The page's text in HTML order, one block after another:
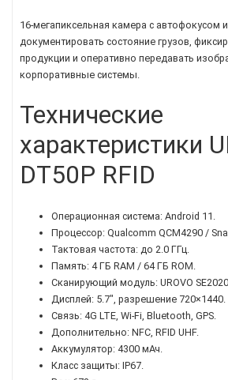
16-мегапиксельная камера с автофокусом
документировать состояние грузов,
продукции и оперативно передавать
корпоративные системы.
Технические
характеристики
DT50P RFID
Операционная система: Android 11.
Процессор: Qualcomm QCM4290 /
Тактовая частота: до 2.0 ГГц.
Память: 4 ГБ RAM / 64 ГБ ROM.
Сканирующий модуль: UROVO SE2020
Дисплей: 5.7", разрешение 720×1440.
Связь: 4G LTE, Wi-Fi, Bluetooth, GPS.
Дополнительно: NFC, RFID UHF.
Аккумулятор: 4300 мАч.
Класс защиты: IP67.